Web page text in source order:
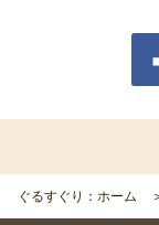
ぐるすぐり：ホーム